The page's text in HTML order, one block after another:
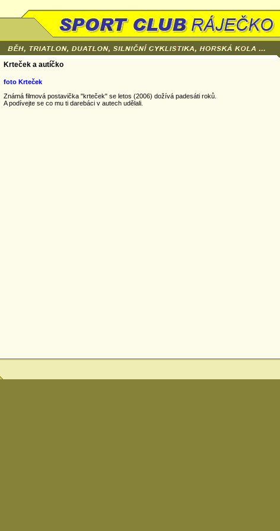
Krteček a autíčko
foto Krteček
Známá filmová postavička "krteček" se letos (2006) dožívá padesáti roků.
A podívejte se co mu ti darebáci v autech udělali.